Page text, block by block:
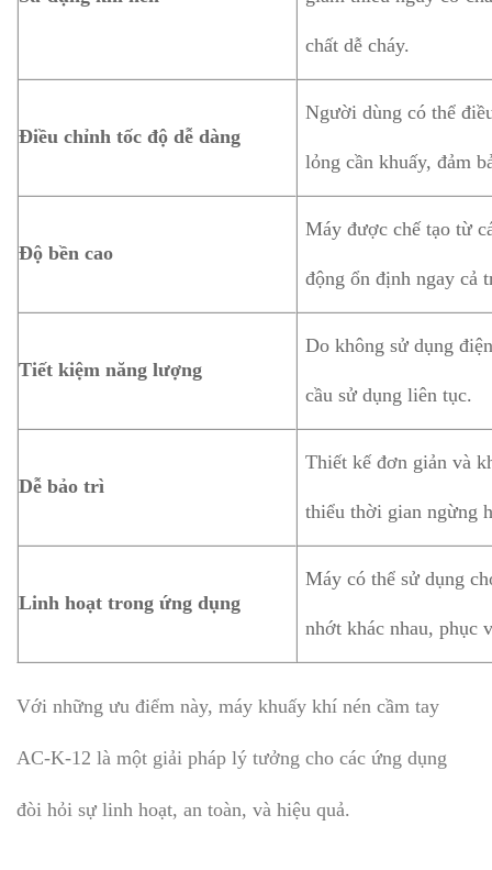
chất dễ cháy.
Điều chỉnh tốc độ dễ dàng
Người dùng có thể
lỏng cần khuấy, đảm
Độ bền cao
Máy được chế tạo từ
động ổn định ngay cả
Tiết kiệm năng lượng
Do không sử dụng
cầu sử dụng liên tục.
Dễ bảo trì
Thiết kế đơn giản và
thiểu thời gian ngừng
Linh hoạt trong ứng dụng
Máy có thể sử dụng
nhớt khác nhau, phục
Với những ưu điểm này, máy khuấy khí nén cầm tay
AC-K-12 là một giải pháp lý tưởng cho các ứng dụng
đòi hỏi sự linh hoạt, an toàn, và hiệu quả.